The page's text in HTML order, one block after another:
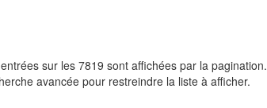
sur les 7819 sont affichées par la pagination.
avancée pour restreindre la liste à afficher.